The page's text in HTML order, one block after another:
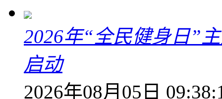
2026年“全民健身日”
启动
2026年08月05日